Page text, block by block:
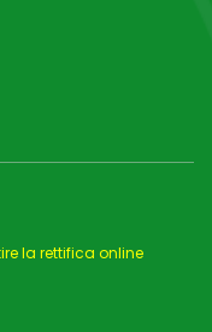
la rettifica online